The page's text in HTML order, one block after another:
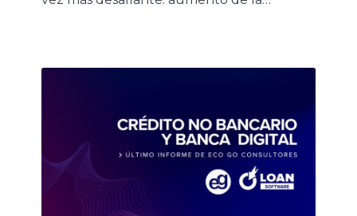
entidades financieras ya impulsan nuevos
embargo, este contexto no […]